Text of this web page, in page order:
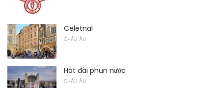
Celetnal
CHÂU ÂU
Hát đài phun nước
CHÂU ÂU